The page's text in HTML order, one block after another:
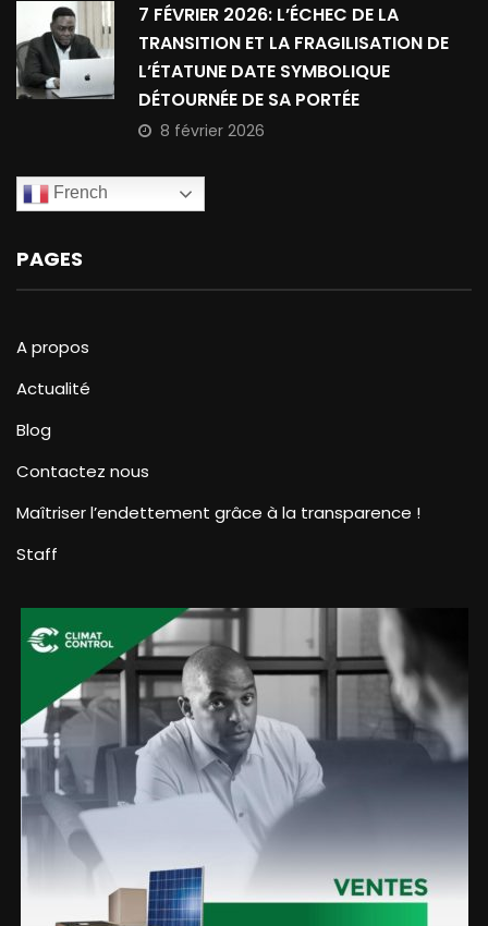
7 FÉVRIER 2026: L’ÉCHEC DE LA
TRANSITION ET LA FRAGILISATION DE
L’ÉTATUNE DATE SYMBOLIQUE
DÉTOURNÉE DE SA PORTÉE
8 février 2026
French
PAGES
A propos
Actualité
Blog
Contactez nous
Maîtriser l’endettement grâce à la transparence !
Staff